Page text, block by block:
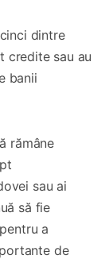
dintre
credite sau au
banii
rămâne
sau ai
să fie
a
de